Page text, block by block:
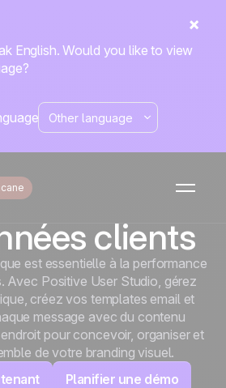
English. Would you like to view
Fonctionnalités Studio
image de
rencontre
clients
est essentielle à la performance
Avec Positive User Studio, gérez
créez vos templates email et
message avec du contenu
pour concevoir, organiser et
de votre branding visuel.
Planifier une démo